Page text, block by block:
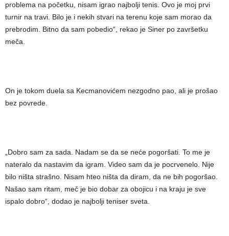
problema na početku, nisam igrao najbolji tenis. Ovo je moj prvi
turnir na travi. Bilo je i nekih stvari na terenu koje sam morao da
prebrodim. Bitno da sam pobedio“, rekao je Siner po završetku
meča.
On je tokom duela sa Kecmanovićem nezgodno pao, ali je prošao
bez povrede.
„Dobro sam za sada. Nadam se da se neće pogoršati. To me je
nateralo da nastavim da igram. Video sam da je pocrvenelo. Nije
bilo ništa strašno. Nisam hteo ništa da diram, da ne bih pogoršao.
Našao sam ritam, meč je bio dobar za obojicu i na kraju je sve
ispalo dobro“, dodao je najbolji teniser sveta.